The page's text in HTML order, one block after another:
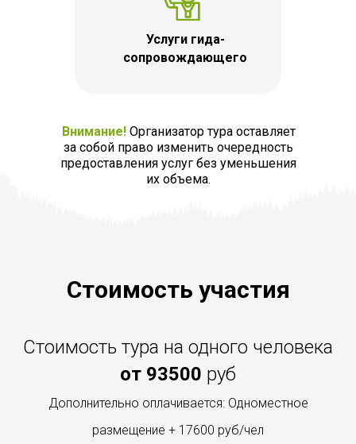
Внимание! Организатор тура оставляет
за собой право изменить очередность
предоставления услуг без уменьшения
их объема.
Услуги гида-
сопровождающего
Стоимость участия
Стоимость тура на одного человека
от 93500 руб
Дополнительно оплачивается: Одноместное
размещение + 17600 руб/чел